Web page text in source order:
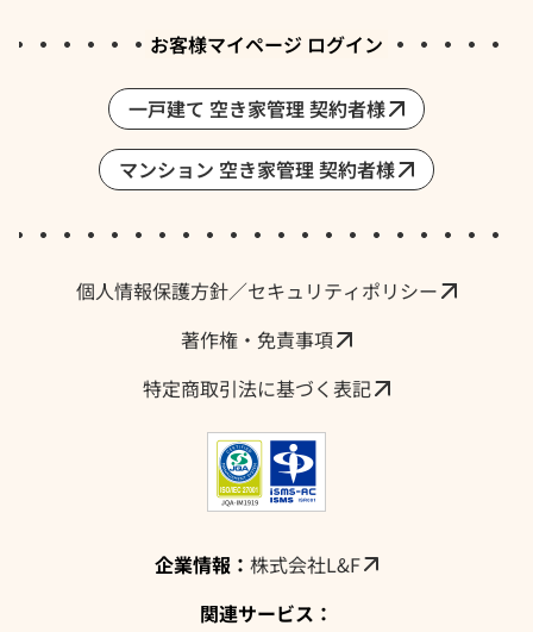
採用情報・求人
お客様マイページ ログイン
一戸建て 空き家管理 契約者様
マンション 空き家管理 契約者様
個人情報保護方針／セキュリティポリシー
著作権・免責事項
特定商取引法に基づく表記
企業情報： 株式会社L&F
関連サービス：